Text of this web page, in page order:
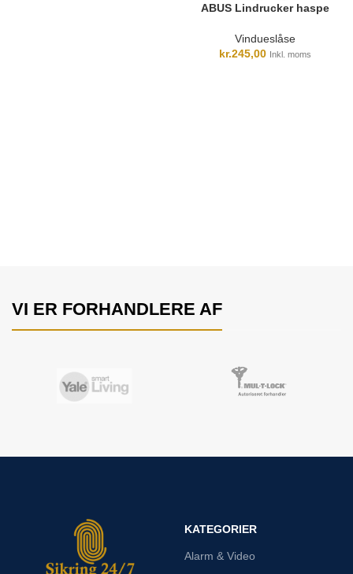
ABUS Lindrucker haspe
Vindueslåse
kr.245,00 Inkl. moms
VI ER FORHANDLERE AF
KATEGORIER
Alarm & Video